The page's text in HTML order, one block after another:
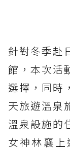
針對冬季赴
館，本次活
選擇，同時
天旅遊溫泉
溫泉設施的
女神林襄